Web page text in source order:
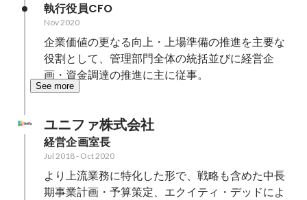
執行役員CFO
Nov 2020
企業価値の更なる向上・上場準備の推進を主要な
役割として、管理部門全体の統括並びに経営企
画・資金調達の推進に主に従事。
See more
ユニファ株式会社
経営企画室長
Jul 2018- Oct 2020
より上流業務に特化した形で、戦略も含めた中長
期事業計画・予算策定、エクイティ・デッドによ